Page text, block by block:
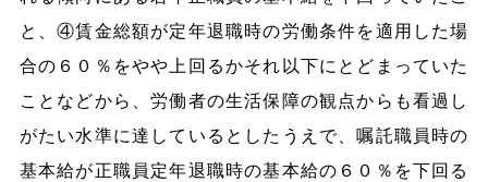
と、④賃金総額が定年退職時の労働条件を適用した場
合の６０％をやや上回るかそれ以下にとどまっていた
ことなどから、労働者の生活保障の観点からも看過し
がたい水準に達しているとしたうえで、嘱託職員時の
基本給が正職員定年退職時の基本給の６０％を下回る